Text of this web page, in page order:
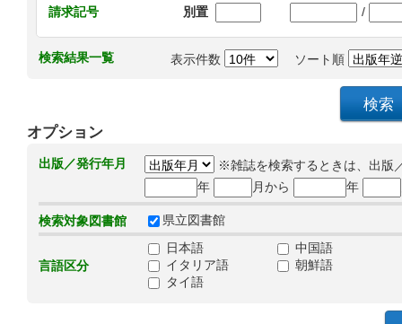
請求記号
別置 /
検索結果一覧 表示件数 ソート順
オプション
出版／発行年月
※雑誌を検索するときは、出版
年
月から 年
検索対象図書館 県立図書館
言語区分
日本語
中国語
イタリア語
朝鮮語
タイ語